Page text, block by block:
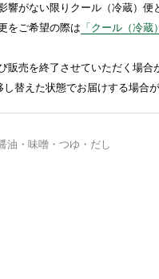
がない限りクール（冷蔵）便
をご希望の際は 「クール（冷蔵
売を終了させていただく場合
替えた状態でお届けする場合が
油・味噌・つゆ・だし